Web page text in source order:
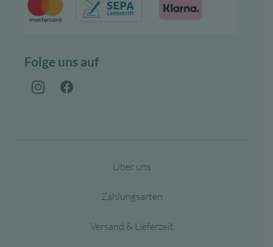
Folge uns auf
Über uns
Zahlungsarten
Versand & Lieferzeit